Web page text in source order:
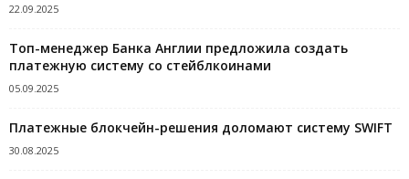
22.09.2025
Топ-менеджер Банка Англии предложила создать
платежную систему со стейблкоинами
05.09.2025
Платежные блокчейн-решения доломают систему SWIFT
30.08.2025